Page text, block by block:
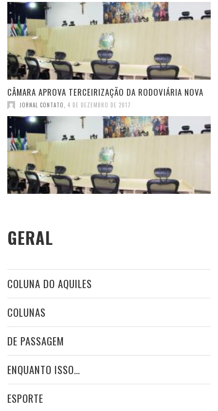
CÂMARA APROVA TERCEIRIZAÇÃO DA RODOVIÁRIA NOVA
JORNAL CONTATO 4 DE DEZEMBRO DE 2017
GERAL
COLUNA DO AQUILES
COLUNAS
DE PASSAGEM
ENQUANTO ISSO…
ESPORTE